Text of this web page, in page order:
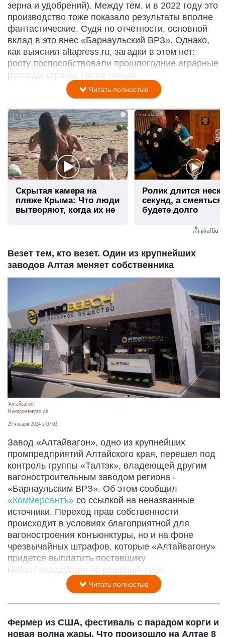
зерна и удобрений). Между тем, и в 2022 году это
производство тоже показало результаты вполне
фантастические. Судя по отчетности, основной
вклад в это внес «Барнаульский ВРЗ». Однако,
как выяснил altapress.ru, загадки в этом нет:
росту поспособствовали прошлогодние аграрные
рекорды страны. Но не только.
Читать полностью
i
Скрытая камера на
пляже Крыма: Что люди
вытворяют, когда их не
Ролик длится
секунд, а
будете долго
Везет тем, кто везет. Один из крупнейших
заводов Алтая меняет собственника
"Алтайвагон".
Минпромэнерго АК.
29 января 2024 в 07:02
Завод «Алтайвагон», одно из крупнейших
промпредприятий Алтайского края, перешел под
контроль группы «Талтэк», владеющей другим
вагоностроительным заводом региона -
«Барнаульским ВРЗ». Об этом сообщил
«Коммерсантъ» со ссылкой на неназванные
источники. Переход прав собственности
происходит в условиях благоприятной для
вагоностроения конъюнктуры, но и на фоне
чрезвычайных штрафов, которые «Алтайвагону»
придется выплатить поставщику
металлопродукции по решению суда.
Читать полностью
Фермер из США, фестиваль с парадом корги и
новая волна жары. Что произошло на Алтае 8